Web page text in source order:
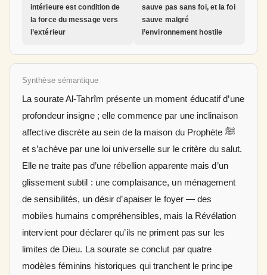
intérieure est condition de
la force du message vers
l’extérieur
sauve pas sans foi, et la foi
sauve malgré
l’environnement hostile
Synthèse sémantique
La sourate Al-Tahrîm présente un moment éducatif d’une
profondeur insigne ; elle commence par une inclinaison
affective discrète au sein de la maison du Prophète ﷺ
et s’achève par une loi universelle sur le critère du salut.
Elle ne traite pas d’une rébellion apparente mais d’un
glissement subtil : une complaisance, un ménagement
de sensibilités, un désir d’apaiser le foyer — des
mobiles humains compréhensibles, mais la Révélation
intervient pour déclarer qu’ils ne priment pas sur les
limites de Dieu. La sourate se conclut par quatre
modèles féminins historiques qui tranchent le principe